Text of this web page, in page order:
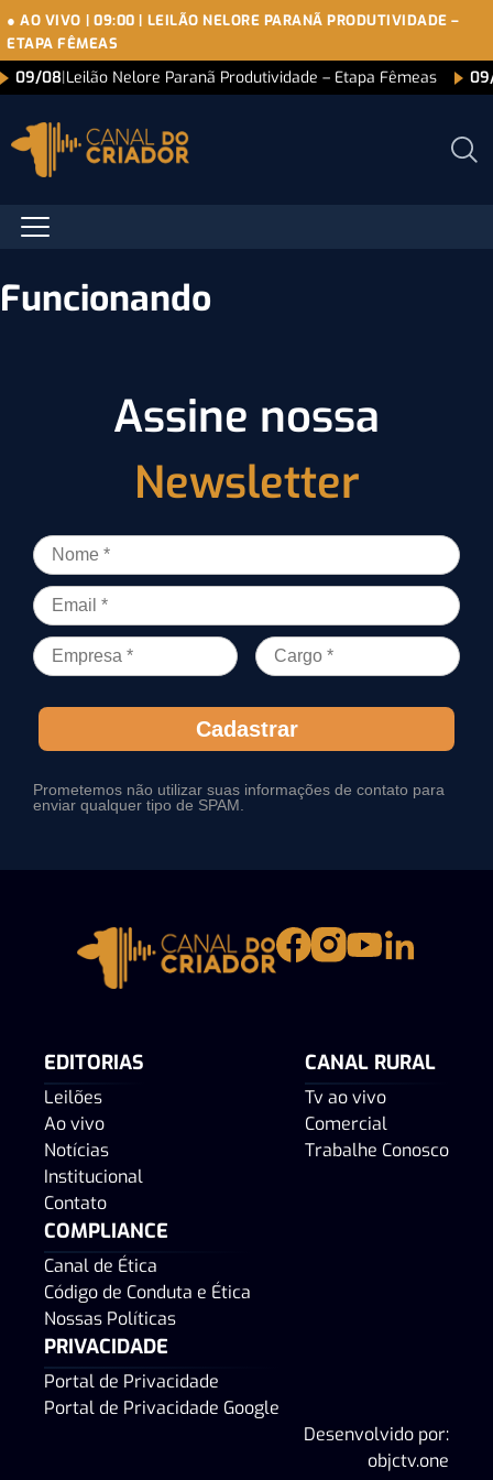
● AO VIVO | 09:00 | LEILÃO NELORE PARANÃ PRODUTIVIDADE –
ETAPA FÊMEAS
09/08|Leilão Nelore Paranã Produtividade – Etapa Fêmeas
Funcionando
Assine nossa
Newsletter
Cadastrar
Prometemos não utilizar suas informações de contato para
enviar qualquer tipo de SPAM.
EDITORIAS
Leilões
Ao vivo
Notícias
Institucional
Contato
CANAL RURAL
Tv ao vivo
Comercial
Trabalhe Conosco
COMPLIANCE
Canal de Ética
Código de Conduta e Ética
Nossas Políticas
PRIVACIDADE
Portal de Privacidade
Portal de Privacidade Google
Desenvolvido por:
objctv.one